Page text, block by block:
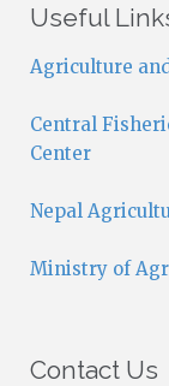
eUseful
Agriculture
Central
Center
Nepal
Ministry of
Contact Us